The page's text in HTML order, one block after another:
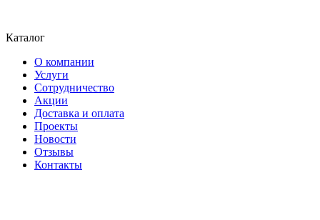
Каталог
О компании
Услуги
Сотрудничество
Акции
Доставка и оплата
Проекты
Новости
Отзывы
Контакты